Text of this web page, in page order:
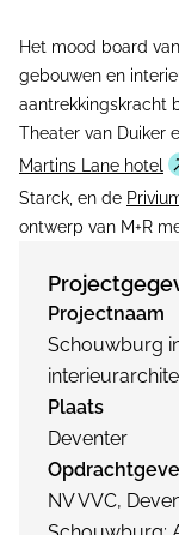
Het mood board
gebouwen en
aantrekkingskracht
Theater van Duiker
Martins Lane hotel
Starck, en de
ontwerp van M+R
Projectnaam
Schouwburg
Plaats
Deventer
NV VVC,